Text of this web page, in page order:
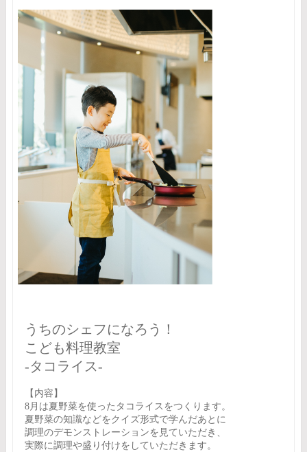
うちのシェフになろう！
こども料理教室
-タコライス-
【内容】
8月は夏野菜を使ったタコライスをつくります。
夏野菜の知識などをクイズ形式で学んだあとに
調理のデモンストレーションを見ていただき、
実際に調理や盛り付けをしていただきます。